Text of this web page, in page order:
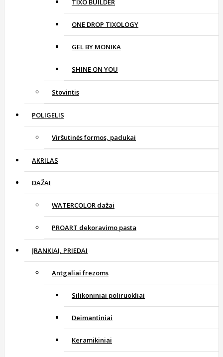
TIXO BUILDER
ONE DROP TIXOLOGY
GEL BY MONIKA
SHINE ON YOU
Stovintis
POLIGELIS
Viršutinės formos, padukai
AKRILAS
DAŽAI
WATERCOLOR dažai
PROART dekoravimo pasta
ĮRANKIAI, PRIEDAI
Antgaliai frezoms
Silikoniniai poliruokliai
Deimantiniai
Keramikiniai